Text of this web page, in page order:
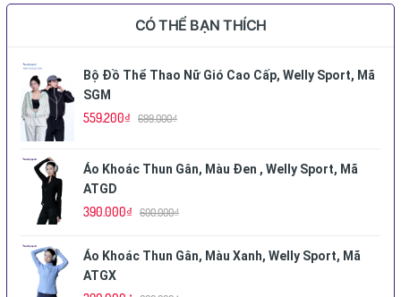
CÓ THỂ BẠN THÍCH
Bộ Đồ Thể Thao Nữ Gió Cao Cấp, Welly Sport, Mã
SGM
559.200₫ 699.000₫
Áo Khoác Thun Gân, Màu Đen , Welly Sport, Mã
ATGD
390.000₫ 600.000₫
Áo Khoác Thun Gân, Màu Xanh, Welly Sport, Mã
ATGX